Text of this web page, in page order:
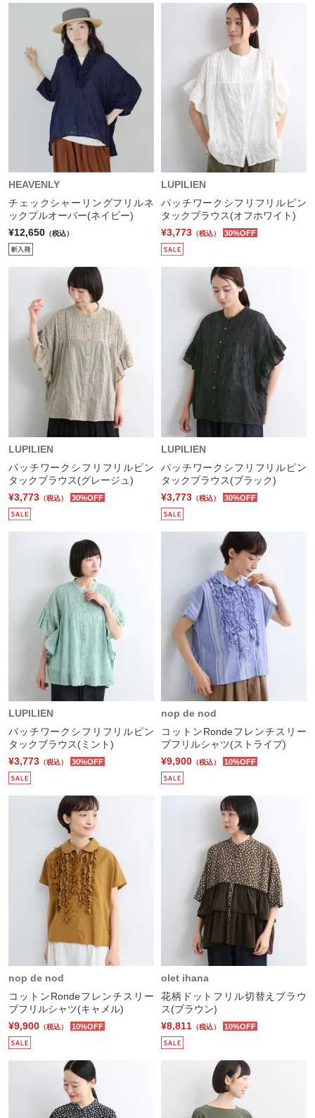
HEAVENLY
チェックシャーリングフリルネ
ックプルオーバー(ネイビー)
¥12,650 （税込）
LUPILIEN
パッチワークシフリフリルピン
タックブラウス(オフホワイト)
¥3,773 （税込） 30%OFF
LUPILIEN
パッチワークシフリフリルピン
タックブラウス(グレージュ)
¥3,773 （税込） 30%OFF
LUPILIEN
パッチワークシフリフリルピン
タックブラウス(ブラック)
¥3,773 （税込） 30%OFF
LUPILIEN
パッチワークシフリフリルピン
タックブラウス(ミント)
¥3,773 （税込） 30%OFF
nop de nod
コットンRondeフレンチスリー
ブフリルシャツ(ストライプ)
¥9,900 （税込） 10%OFF
nop de nod
コットンRondeフレンチスリー
ブフリルシャツ(キャメル)
¥9,900 （税込） 10%OFF
olet ihana
花柄ドットフリル切替えブラウ
ス(ブラウン)
¥8,811 （税込） 10%OFF